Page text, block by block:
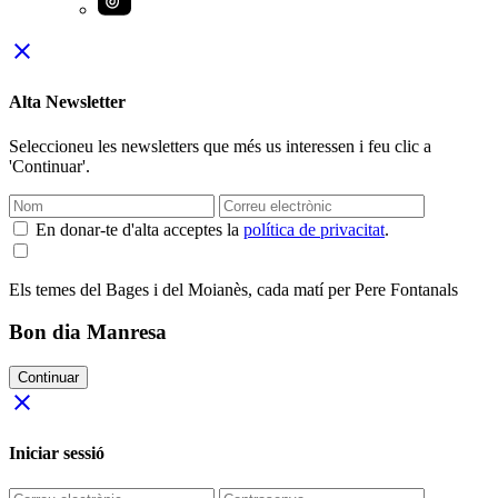
close
Alta Newsletter
Seleccioneu les newsletters que més us interessen i feu clic a
'Continuar'.
En donar-te d'alta acceptes la política de privacitat.
Els temes del Bages i del Moianès, cada matí per Pere Fontanals
Bon dia Manresa
Continuar
close
Iniciar sessió